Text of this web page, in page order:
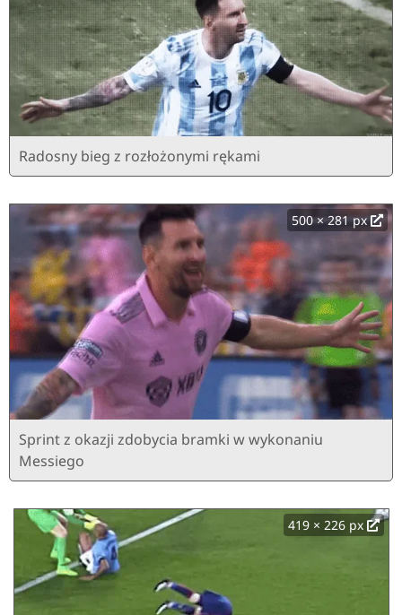
Radosny bieg z rozłożonymi rękami
500 × 281 px
Sprint z okazji zdobycia bramki w wykonaniu
Messiego
419 × 226 px